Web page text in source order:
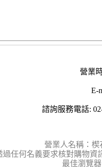
營業
E-
諮詢服務電話:
營業人名稱：
任何名義要求核對購物
最佳瀏覽